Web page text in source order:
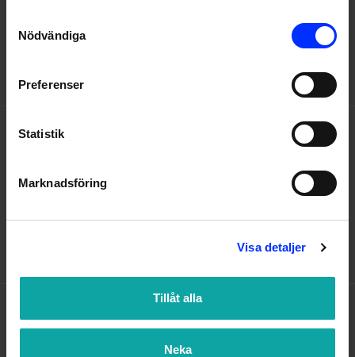
Selection
Nödvändiga
Preferenser
Statistik
Marknadsföring
Visa detaljer
Tillåt alla
Neka
dig på bästa sätt! Vi nås enklast på
Köp- och leveransvillkor
Duschkabin